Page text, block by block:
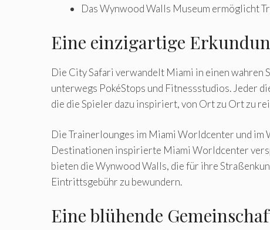
Das Wynwood Walls Museum ermöglicht
Eine einzigartige
Die City Safari verwandelt Miami in einen wahren
unterwegs PokéStops und Fitnessstudios. Jeder
die die Spieler dazu inspiriert, von Ort zu Ort zu
Die Trainerlounges im Miami Worldcenter und im
Destinationen inspirierte Miami Worldcenter
bieten die Wynwood Walls, die für ihre
Eintrittsgebühr zu bewundern.
Eine blühende